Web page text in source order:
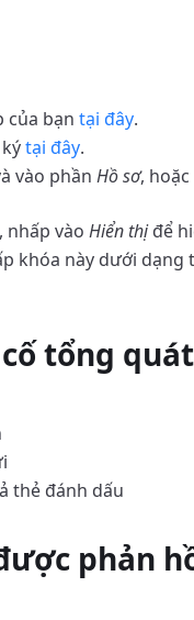
của bạn tại đây.
tại đây.
vào phần Hồ sơ,
nhấp vào Hiển thịđể
khóa này dưới dạng
tổng quát
thẻ đánh dấu
phản